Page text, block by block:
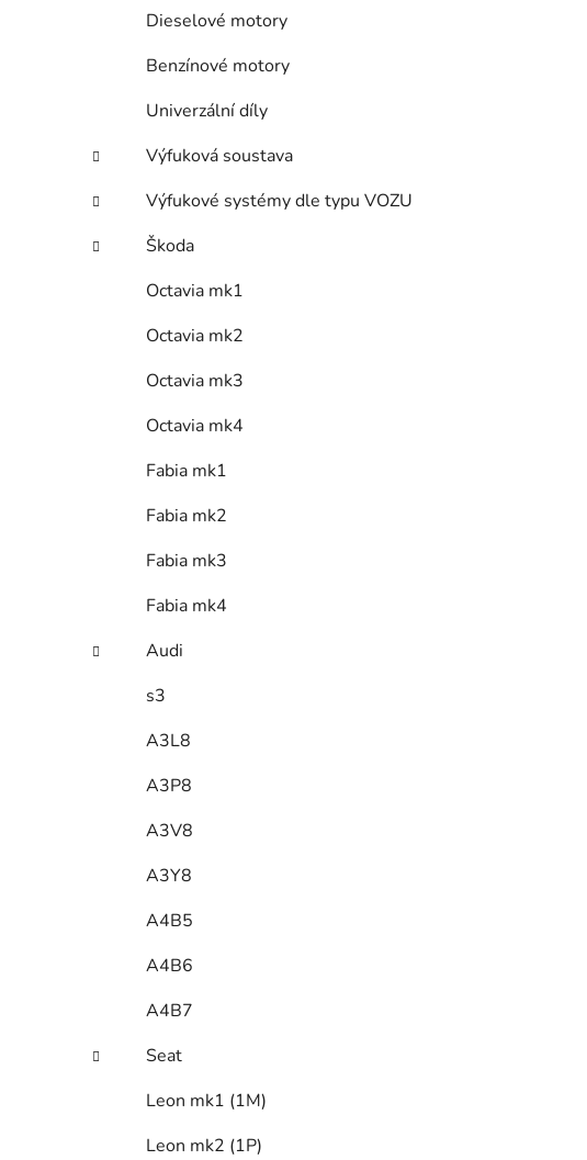
Dieselové motory
Benzínové motory
Univerzální díly
Výfuková soustava
Výfukové systémy dle typu VOZU
Škoda
Octavia mk1
Octavia mk2
Octavia mk3
Octavia mk4
Fabia mk1
Fabia mk2
Fabia mk3
Fabia mk4
Audi
s3
A3L8
A3P8
A3V8
A3Y8
A4B5
A4B6
A4B7
Seat
Leon mk1 (1M)
Leon mk2 (1P)